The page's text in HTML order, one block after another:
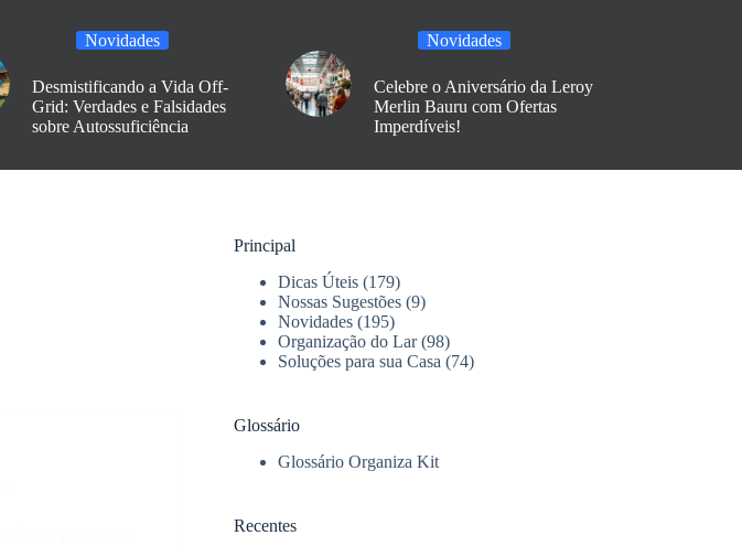
Novidades
Desmistificando a Vida Off-
Grid: Verdades e Falsidades
sobre Autossuficiência
Novidades
Celebre o Aniversário da Leroy
Merlin Bauru com Ofertas
Imperdíveis!
Principal
Dicas Úteis (179)
Nossas Sugestões (9)
Novidades (195)
Organização do Lar(98)
Soluções para sua Casa (74)
Glossário
Glossário Organiza Kit
Recentes